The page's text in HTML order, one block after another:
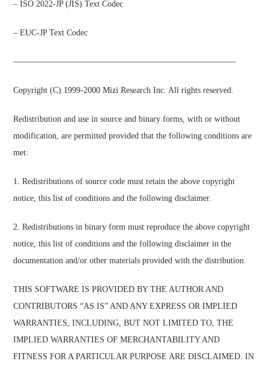
– ISO 2022-JP (JIS) Text Codec
– EUC-JP Text Codec
——————————————————————————–
Copyright (C) 1999-2000 Mizi Research Inc. All rights reserved.
Redistribution and use in source and binary forms, with or without
modification, are permitted provided that the following conditions are
met:
1. Redistributions of source code must retain the above copyright
notice, this list of conditions and the following disclaimer.
2. Redistributions in binary form must reproduce the above copyright
notice, this list of conditions and the following disclaimer in the
documentation and/or other materials provided with the distribution.
THIS SOFTWARE IS PROVIDED BY THE AUTHOR AND
CONTRIBUTORS “AS IS” AND ANY EXPRESS OR IMPLIED
WARRANTIES, INCLUDING, BUT NOT LIMITED TO, THE
IMPLIED WARRANTIES OF MERCHANTABILITY AND
FITNESS FOR A PARTICULAR PURPOSE ARE DISCLAIMED. IN